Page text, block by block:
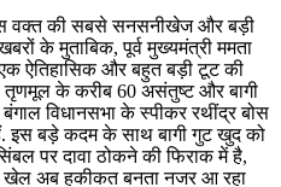
वक्त की सबसे सनसनीखेज और बड़ी
के मुताबिक, पूर्व मुख्यमंत्री ममता
ऐतिहासिक और बहुत बड़ी टूट की
तृणमूल के करीब 60 असंतुष्ट और बागी
विधानसभा के स्पीकर रथींद्र बोस
बड़े कदम के साथ बागी गुट खुद को
पर दावा ठोकने की फिराक में है,
खेल अब हकीकत बनता नजर आ रहा